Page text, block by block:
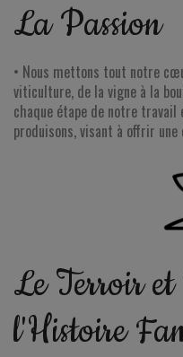
La Passion
• Nous mettons tout notre
viticulture, de la vigne à la
chaque étape de notre travail
produisons, visant à offrir
Le Terroir
l'Histoire